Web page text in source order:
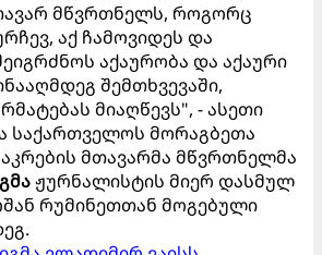
მწვრთნელს, როგორც
აქ ჩამოვიდეს და
აქაურობა და აქაური
შემთხვევაში,
მიაღწევს", - ასეთი
საქართველოს მორაგბეთა
მთავარმა მწვრთნელმა
ჟურნალისტის მიერ დასმულ
რუმინეთთან მოგებული